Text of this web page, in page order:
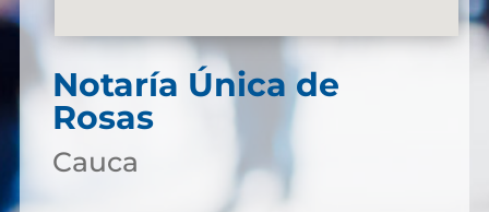
Notaría Única de
Rosas
Cauca